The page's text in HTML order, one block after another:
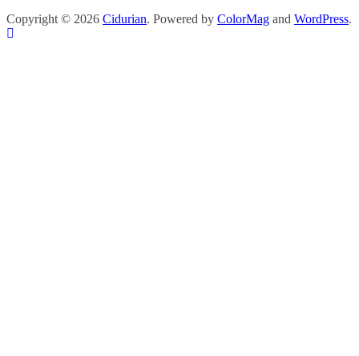
Copyright © 2026 Cidurian. Powered by ColorMag and WordPress.